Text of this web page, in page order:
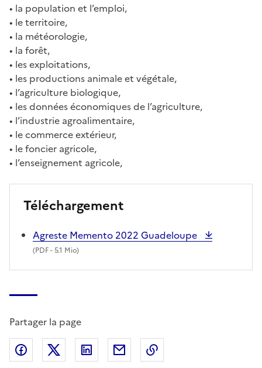
• la population et l’emploi,
• le territoire,
• la météorologie,
• la forêt,
• les exploitations,
• les productions animale et végétale,
• l’agriculture biologique,
• les données économiques de l’agriculture,
• l’industrie agroalimentaire,
• le commerce extérieur,
• le foncier agricole,
• l’enseignement agricole,
Téléchargement
Agreste Memento 2022 Guadeloupe
(PDF- 5.1 Mio)
Partager la page
Partager sur Facebook
Partager sur X (anciennement Twitter)
Partager sur LinkedIn
Partager par email